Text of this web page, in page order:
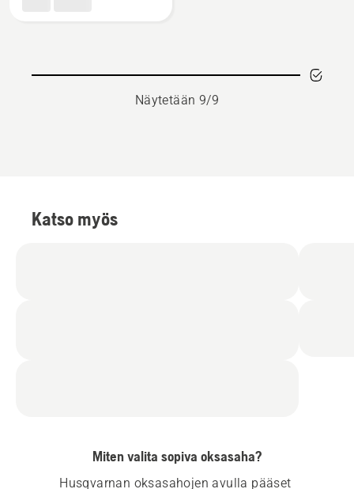
Näytetään 9/9
Katso myös
Miten valita sopiva oksasaha?
Husqvarnan oksasahojen avulla pääset